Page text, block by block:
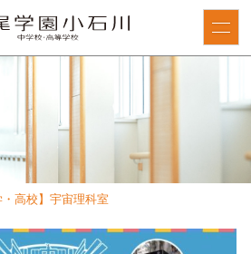
・高校】宇宙理科室